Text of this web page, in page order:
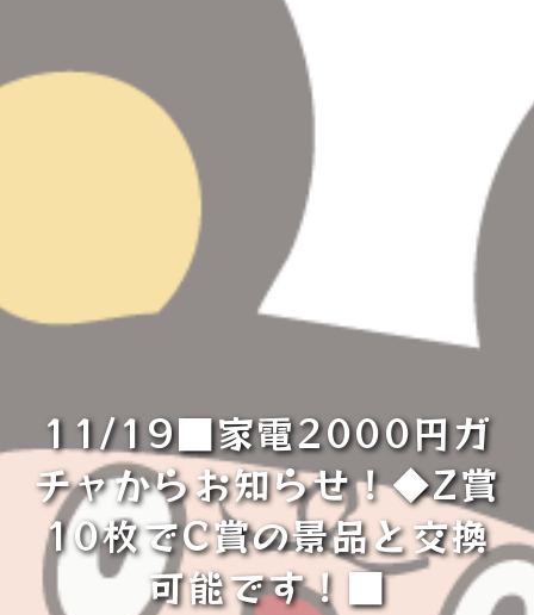
11/19■家電2000円ガ
チャからお知らせ！◆Z賞
10枚でC賞の景品と交換
可能です！■